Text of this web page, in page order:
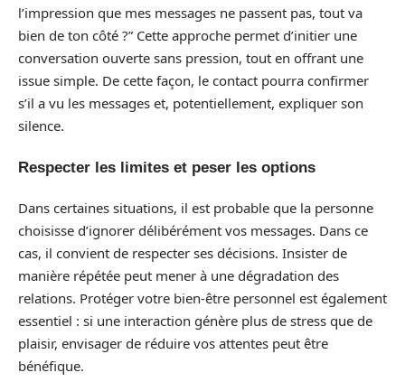
l’impression que mes messages ne passent pas, tout va
bien de ton côté ?” Cette approche permet d’initier une
conversation ouverte sans pression, tout en offrant une
issue simple. De cette façon, le contact pourra confirmer
s’il a vu les messages et, potentiellement, expliquer son
silence.
Respecter les limites et peser les options
Dans certaines situations, il est probable que la personne
choisisse d’ignorer délibérément vos messages. Dans ce
cas, il convient de respecter ses décisions. Insister de
manière répétée peut mener à une dégradation des
relations. Protéger votre bien-être personnel est également
essentiel : si une interaction génère plus de stress que de
plaisir, envisager de réduire vos attentes peut être
bénéfique.